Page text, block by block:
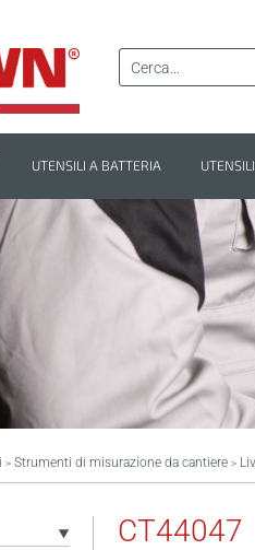
UTENSILI A BATTERIA
> Strumenti di misurazione da cantiere >
CT44047